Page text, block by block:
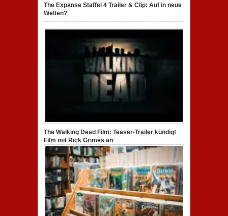
The Expanse Staffel 4 Trailer & Clip: Auf in neue
Welten?
The Walking Dead Film: Teaser-Trailer kündigt
Film mit Rick Grimes an